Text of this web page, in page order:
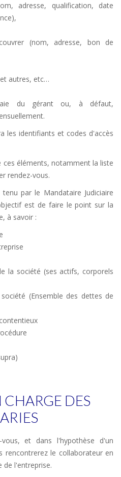
adresse, qualification, date
(nom, adresse, bon de
autres, etc…
du gérant ou, à défaut,
les identifiants et codes d'accès
éléments, notamment la liste
rendez-vous.
par le Mandataire Judiciaire
est de faire le point sur la
à savoir :
la société (ses actifs, corporels
(Ensemble des dettes de
CHARGE DES
et dans l'hypothèse d'un
rencontrerez le collaborateur en
de l'entreprise.